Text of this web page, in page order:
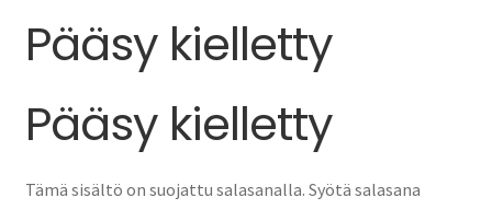
Hankematkat
Parkkimaksut
Pääsy kielletty
Pääsy kielletty
Tämä sisältö on suojattu salasanalla. Syötä salasana